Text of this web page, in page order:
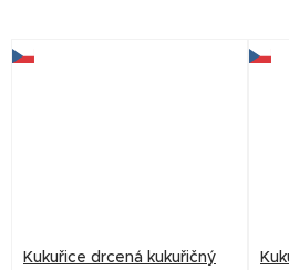
Kukuřice drcená kukuřičný